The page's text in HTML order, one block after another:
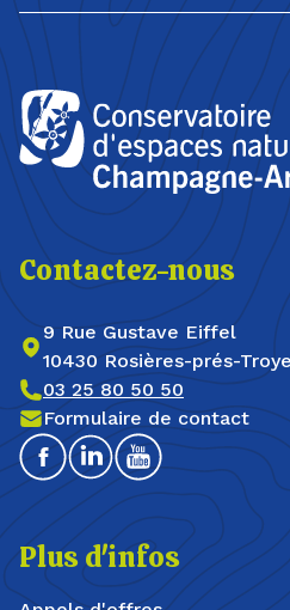
Contactez-nous
9 Rue Gustave Eiffel
10430 Rosières-prés-
03 25 80 50 50
Formulaire de contact
FacebookLinkedinYoutube
Plus d'infos